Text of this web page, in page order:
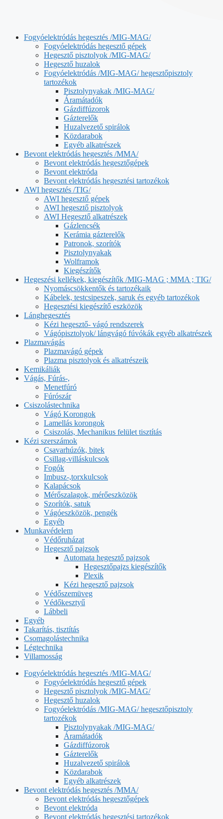
Fogyóelektródás hegesztés /MIG-MAG/
Fogyóelektródás hegesztő gépek
Hegesztő pisztolyok /MIG-MAG/
Hegesztő huzalok
Fogyóelektródás /MIG-MAG/ hegesztőpisztoly
tartozékok
Pisztolynyakak /MIG-MAG/
Áramátadók
Gázdiffúzorok
Gázterelők
Huzalvezető spirálok
Közdarabok
Egyéb alkatrészek
Bevont elektródás hegesztés /MMA/
Bevont elektródás hegesztőgépek
Bevont elektróda
Bevont elektródás hegesztési tartozékok
AWI hegesztés /TIG/
AWI hegesztő gépek
AWI hegesztő pisztolyok
AWI Hegesztő alkatrészek
Gázlencsék
Kerámia gázterelők
Patronok, szorítók
Pisztolynyakak
Wolframok
Kiegészítők
Hegeszési kellékek, kiegészítők /MIG-MAG ; MMA ; TIG/
Nyomáscsökkentők és tartozékaik
Kábelek, testcsipeszek, saruk és egyéb tartozékok
Hegesztési kiegészítő eszközök
Lánghegesztés
Kézi hegesztő- vágó rendszerek
Vágópisztolyok/ lángvágó fúvókák egyéb alkatrészek
Plazmavágás
Plazmavágó gépek
Plazma pisztolyok és alkatrészeik
Kemikáliák
Vágás, Fúrás-,
Menetfúró
Fúrószár
Csiszolástechnika
Vágó Korongok
Lamellás korongok
Csiszolás, Mechanikus felület tisztítás
Kézi szerszámok
Csavarhúzók, bitek
Csillag-villáskulcsok
Fogók
Imbusz-,torxkulcsok
Kalapácsok
Mérőszalagok, mérőeszközök
Szorítók, satuk
Vágóeszközök, pengék
Egyéb
Munkavédelem
Védőruházat
Hegesztő pajzsok
Automata hegesztő pajzsok
Hegesztőpajzs kiegészítők
Plexik
Kézi hegesztő pajzsok
Védőszemüveg
Védőkesztyű
Lábbeli
Egyéb
Takarítás, tisztítás
Csomagolástechnika
Légtechnika
Villamosság
Fogyóelektródás hegesztés /MIG-MAG/
Fogyóelektródás hegesztő gépek
Hegesztő pisztolyok /MIG-MAG/
Hegesztő huzalok
Fogyóelektródás /MIG-MAG/ hegesztőpisztoly
tartozékok
Pisztolynyakak /MIG-MAG/
Áramátadók
Gázdiffúzorok
Gázterelők
Huzalvezető spirálok
Közdarabok
Egyéb alkatrészek
Bevont elektródás hegesztés /MMA/
Bevont elektródás hegesztőgépek
Bevont elektróda
Bevont elektródás hegesztési tartozékok